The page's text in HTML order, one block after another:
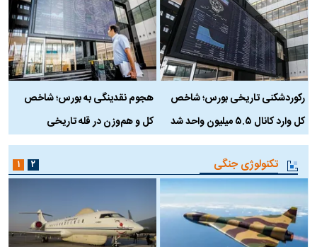
رکوردشکنی تاریخی بورس؛ شاخص
کل وارد کانال ۵.۵ میلیون واحد شد
هجوم نقدینگی به بورس؛ شاخص
کل و هم‌وزن در قله تاریخی
تکنولوژی جنگی ۱ ۲